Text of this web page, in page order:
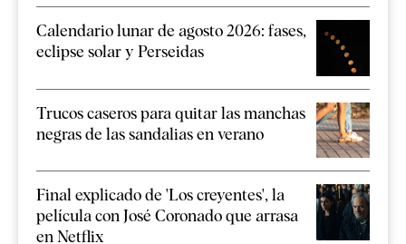
Calendario lunar de agosto 2026: fases,
eclipse solar y Perseidas
Trucos caseros para quitar las manchas
negras de las sandalias en verano
Final explicado de 'Los creyentes', la
película con José Coronado que arrasa
en Netflix